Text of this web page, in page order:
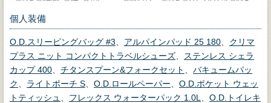
個人装備
O.D.スリーピングバッグ #3 アルパインパッド 25 180
クリマ
プラス ニット コンパクトトラベルシューズ
ステンレス シェラ
カップ 400
チタンスプーン&フォークセット
バキュームパッ
ク
ライトポーチ S O.D.ロールペーパー
O.D.ポケット ウェッ
トティッシュ
フレックス ウォーターパック 1.0L
O.D.トイレキ